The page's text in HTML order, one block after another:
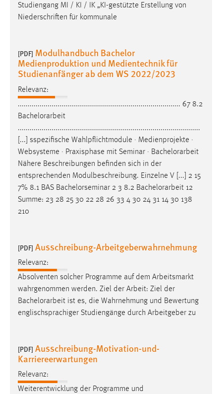
Studiengang MI / KI / IK „KI-gestützte Erstellung von
Niederschriften für kommunale
[PDF] Modulhandbuch Bachelor
Medienproduktion und Medientechnik für
Studienanfänger ab dem WS 2022/2023
Relevanz:
.................................................................................. 67 8.2
Bachelorarbeit
............................................................................................
[...] sspezifische Wahlpflichtmodule · Medienprojekte ·
Websysteme · Praxisphase mit Seminar · Bachelorarbeit
Nähere Beschreibungen befinden sich in der
entsprechenden Modulbeschreibung. Einzelne V [...] 2 15
7% 8.1 BAS Bachelorseminar 2 3 8.2 Bachelorarbeit 12
Summe: 23 28 25 30 22 28 26 33 4 30 24 31 14 30 138
210
[PDF] Ausschreibung-Arbeitgeberwahrnehmung
Relevanz:
Absolventen solcher Programme auf dem Arbeitsmarkt
wahrgenommen werden. Ziel der Arbeit: Ziel der
Bachelorarbeit ist es, die Wahrnehmung und Bewertung
englischsprachiger Studiengänge durch Arbeitgeber zu
[PDF] Ausschreibung-Motivation-und-
Karriereerwartungen
Relevanz:
Weiterentwicklung der Programme und
Name:
MibewSessionID, MIBEW_UserID, mibew_locale, mibew-
chat-frame-style-5e9dbeb1811c0446
Zweck:
Wird benötigt um die Chatfunktion nutzen zu können.
Cookie Laufzeit:
MibewSessionID, mibew-chat-frame-style-
5e9dbeb1811c0446 = Sitzungslaufzeit, mibew_locale = 3
Jahre, MIBEW_UserID = 1 Jahr
Login
Name:
einloggen zu können.
Cookie Laufzeit:
24 Stunden
STATISTIK
Diese Informationen helfen uns zu verstehen, wie
unsere Besucher unsere Website nutzen.
Matomo